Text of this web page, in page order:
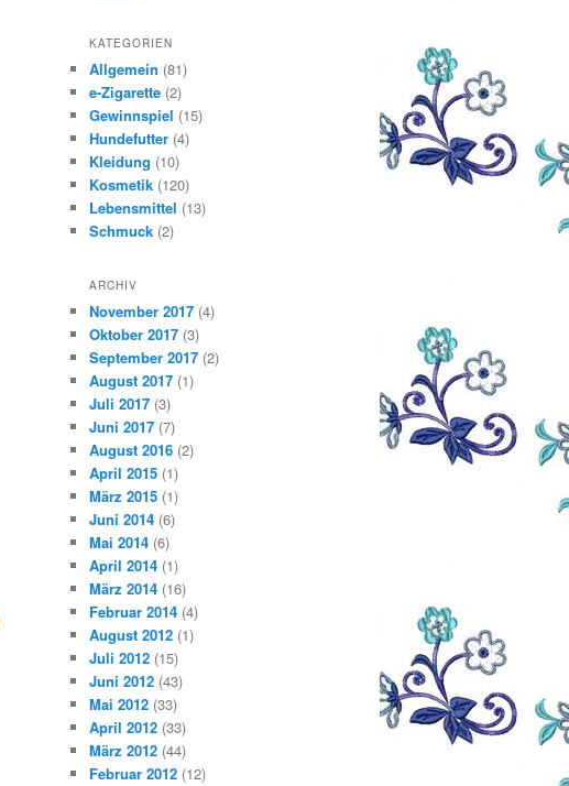
KATEGORIEN
Allgemein (81)
e-Zigarette (2)
Gewinnspiel (15)
Hundefutter (4)
Kleidung (10)
Kosmetik (120)
Lebensmittel (13)
Schmuck (2)
ARCHIV
November 2017 (4)
Oktober 2017 (3)
September 2017 (2)
August 2017 (1)
Juli 2017 (3)
Juni 2017 (7)
August 2016 (2)
April 2015 (1)
März 2015 (1)
Juni 2014 (6)
Mai 2014 (6)
April 2014 (1)
März 2014 (16)
Februar 2014 (4)
August 2012 (1)
Juli 2012 (15)
Juni 2012 (43)
Mai 2012 (33)
April 2012 (33)
März 2012 (44)
Februar 2012 (12)